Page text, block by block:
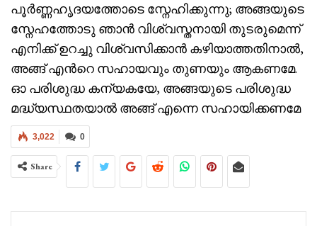
പൂർണ്ണഹൃദയത്തോടെ സ്നേഹിക്കുന്നു; അങ്ങയുടെ
സ്നേഹത്തോടു ഞാൻ വിശ്വസ്തനായി തുടരുമെന്ന്
എനിക്ക് ഉറച്ചു വിശ്വസിക്കാൻ കഴിയാത്തതിനാൽ,
അങ്ങ് എൻറെ സഹായവും തുണയും ആകണമേ.
ഓ പരിശുദ്ധ കന്യകയേ, അങ്ങയുടെ പരിശുദ്ധ
മദ്ധ്യസ്ഥതയാൽ അങ്ങ് എന്നെ സഹായിക്കണമേ
0
3,022
Share